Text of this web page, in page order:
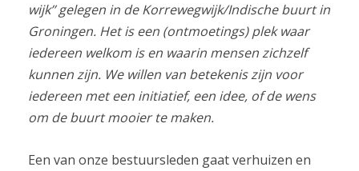
wijk’’ gelegen in de Korrewegwijk/Indische buurt in
Groningen. Het is een (ontmoetings) plek waar
iedereen welkom is en waarin mensen zichzelf
kunnen zijn. We willen van betekenis zijn voor
iedereen met een initiatief, een idee, of de wens
om de buurt mooier te maken.
Een van onze bestuursleden gaat verhuizen en